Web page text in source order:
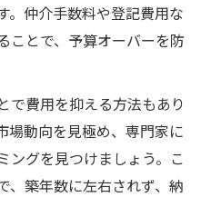
。仲介手数料や登記費用な
ことで、予算オーバーを防
で費用を抑える方法もあり
場動向を見極め、専門家に
ングを見つけましょう。こ
、築年数に左右されず、納